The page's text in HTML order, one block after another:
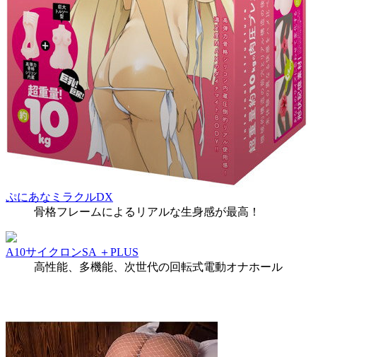
ぷにあなミラクルDX
骨格フレームによるリアルな生身感が最高！
A10サイクロンSA ＋PLUS
高性能、多機能、次世代の回転式電動オナホール